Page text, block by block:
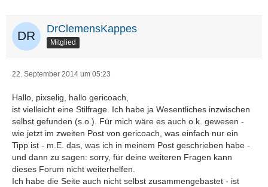
DrClemensKappes
Mitglied
22. September 2014 um 05:23
Hallo, pixselig, hallo gericoach,
ist vielleicht eine Stilfrage. Ich habe ja Wesentliches inzwischen
selbst gefunden (s.o.). Für mich wäre es auch o.k. gewesen -
wie jetzt im zweiten Post von gericoach, was einfach nur ein
Tipp ist - m.E. das, was ich in meinem Post geschrieben habe -
und dann zu sagen: sorry, für deine weiteren Fragen kann
dieses Forum nicht weiterhelfen.
Ich habe die Seite auch nicht selbst zusammengebastet - ist